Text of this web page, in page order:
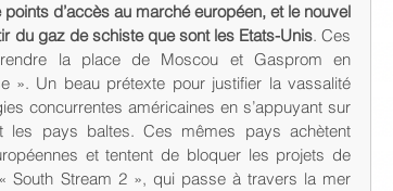
d’accès au marché européen, et le nouvel
du gaz de schiste que sont les Etats-Unis. Ces
la place de Moscou et Gasprom en
». Un beau prétexte pour justifier la vassalité
concurrentes américaines en s’appuyant sur
pays baltes. Ces mêmes pays achètent
et tentent de bloquer les projets de
Stream 2 », qui passe à travers la mer